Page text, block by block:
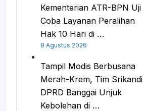
Kementerian ATR-BPN Uji
Coba Layanan Peralihan
Hak 10 Hari di …
8 Agustus 2026
Tampil Modis Berbusana
Merah-Krem, Tim Srikandi
DPRD Banggai Unjuk
Kebolehan di …